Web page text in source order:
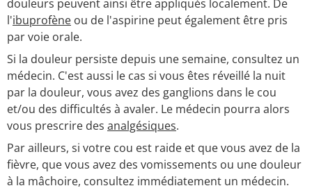
douleurs peuvent ainsi être appliqués localement. De
l'ibuprofène ou de l'aspirine peut également être pris
par voie orale.
Si la douleur persiste depuis une semaine, consultez un
médecin. C'est aussi le cas si vous êtes réveillé la nuit
par la douleur, vous avez des ganglions dans le cou
et/ou des difficultés à avaler. Le médecin pourra alors
vous prescrire des analgésiques.
Par ailleurs, si votre cou est raide et que vous avez de la
fièvre, que vous avez des vomissements ou une douleur
à la mâchoire, consultez immédiatement un médecin.